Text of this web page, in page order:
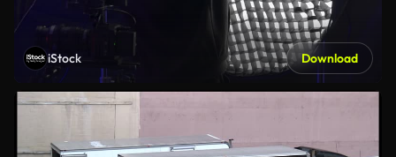
iStock Download